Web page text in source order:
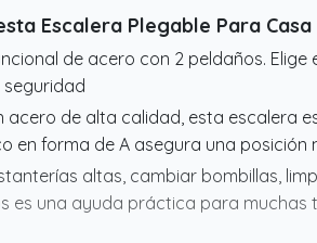
Escalera Plegable Para Casa
de acero con 2 peldaños. Elige
de alta calidad, esta escalera
en forma de A asegura una posición
altas, cambiar bombillas,
es una ayuda práctica para muchas